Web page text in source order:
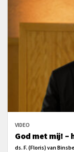
VIDEO
God met mij! –
ds. F. (Floris) van